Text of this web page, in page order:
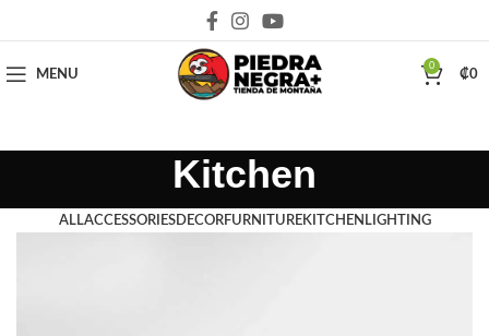
MENU
0
₡0
Kitchen
ALLACCESSORIESDECORFURNITUREKITCHEN LIGHTING
Deja que la montaña sea parte de tu vida